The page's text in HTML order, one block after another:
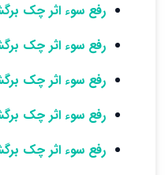
رفع سوء اثر چک
رفع سوء اثر چک
رفع سوء اثر چک
رفع سوء اثر چک
رفع سوء اثر چک